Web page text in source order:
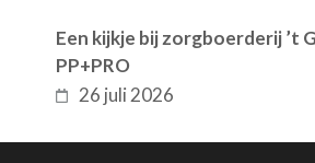
Een kijkje bij zorgboerderij ’t
PP+PRO
26 juli 2026